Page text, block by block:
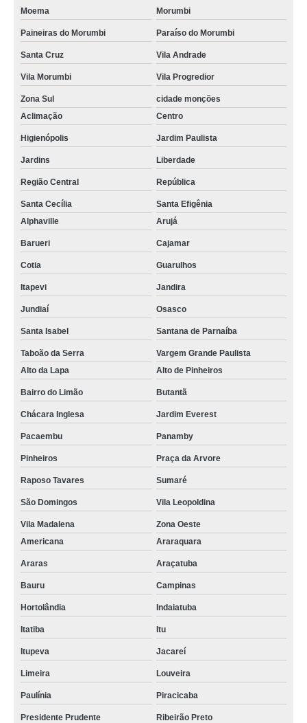
Moema Morumbi
Paineiras do Morumbi Paraíso do Morumbi
Santa Cruz Vila Andrade
Vila Morumbi Vila Progredior
Zona Sul
cidade monções
Aclimação
Centro
Higienópolis Jardim Paulista
Jardins Liberdade
Região Central República
Santa Cecília
Santa Efigênia
Alphaville
Arujá
Barueri Cajamar
Cotia Guarulhos
Itapevi Jandira
Jundiaí Osasco
Santa Isabel Santana de Parnaíba
Taboão da Serra
Vargem Grande Paulista
Alto da Lapa
Alto de Pinheiros
Bairro do Limão Butantã
Chácara Inglesa Jardim Everest
Pacaembu Panamby
Pinheiros Praça da Arvore
Raposo Tavares Sumaré
São Domingos Vila Leopoldina
Vila Madalena
Zona Oeste
Americana
Araraquara
Araras Araçatuba
Bauru Campinas
Hortolândia Indaiatuba
Itatiba Itu
Itupeva Jacareí
Limeira Louveira
Paulínia Piracicaba
Presidente Prudente Ribeirão Preto